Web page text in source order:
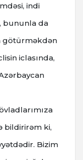
indi
bununla da
götürməkdən
iclasında,
bildirirəm ki,
Bizim